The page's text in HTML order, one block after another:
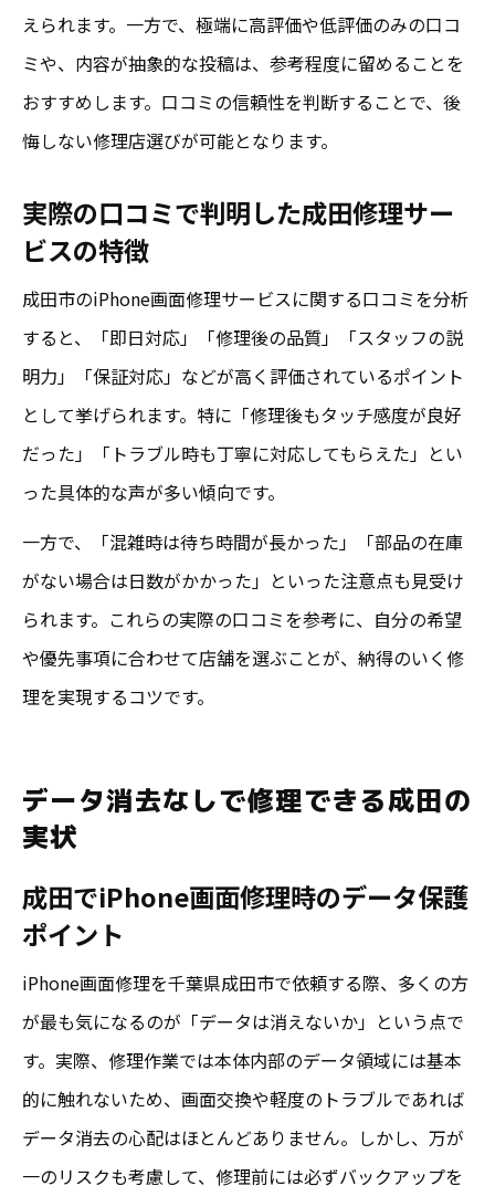
えられます。一方で、極端に高評価や低評価のみの口コ
ミや、内容が抽象的な投稿は、参考程度に留めることを
おすすめします。口コミの信頼性を判断することで、後
悔しない修理店選びが可能となります。
実際の口コミで判明した成田修理サー
ビスの特徴
成田市のiPhone画面修理サービスに関する口コミを分析
すると、「即日対応」「修理後の品質」「スタッフの説
明力」「保証対応」などが高く評価されているポイント
として挙げられます。特に「修理後もタッチ感度が良好
だった」「トラブル時も丁寧に対応してもらえた」とい
った具体的な声が多い傾向です。
一方で、「混雑時は待ち時間が長かった」「部品の在庫
がない場合は日数がかかった」といった注意点も見受け
られます。これらの実際の口コミを参考に、自分の希望
や優先事項に合わせて店舗を選ぶことが、納得のいく修
理を実現するコツです。
データ消去なしで修理できる成田の
実状
成田でiPhone画面修理時のデータ保護
ポイント
iPhone画面修理を千葉県成田市で依頼する際、多くの方
が最も気になるのが「データは消えないか」という点で
す。実際、修理作業では本体内部のデータ領域には基本
的に触れないため、画面交換や軽度のトラブルであれば
データ消去の心配はほとんどありません。しかし、万が
一のリスクも考慮して、修理前には必ずバックアップを